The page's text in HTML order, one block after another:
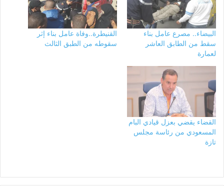
البيضاء.. مصرع عامل بناء
سقط من الطابق العاشر
لعمارة
القنيطرة..وفاة عامل بناء إثر
سقوطه من الطبق الثالث
القضاء يقضي بعزل قيادي البام
المسعودي من رئاسة مجلس
تازة